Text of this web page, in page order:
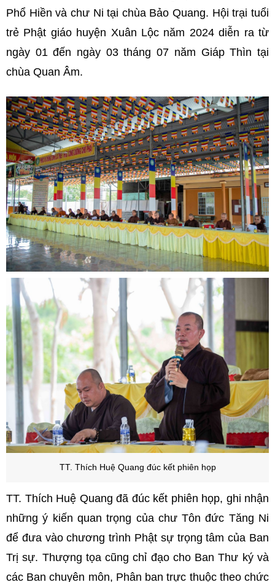
Phổ Hiền và chư Ni tại chùa Bảo Quang. Hội trại tuổi
trẻ Phật giáo huyện Xuân Lộc năm 2024 diễn ra từ
ngày 01 đến ngày 03 tháng 07 năm Giáp Thìn tại
chùa Quan Âm.
TT. Thích Huệ Quang đúc kết phiên họp
TT. Thích Huệ Quang đã đúc kết phiên họp, ghi nhận
những ý kiến quan trọng của chư Tôn đức Tăng Ni
để đưa vào chương trình Phật sự trọng tâm của Ban
Trị sự. Thượng tọa cũng chỉ đạo cho Ban Thư ký và
các Ban chuyên môn, Phân ban trực thuộc theo chức